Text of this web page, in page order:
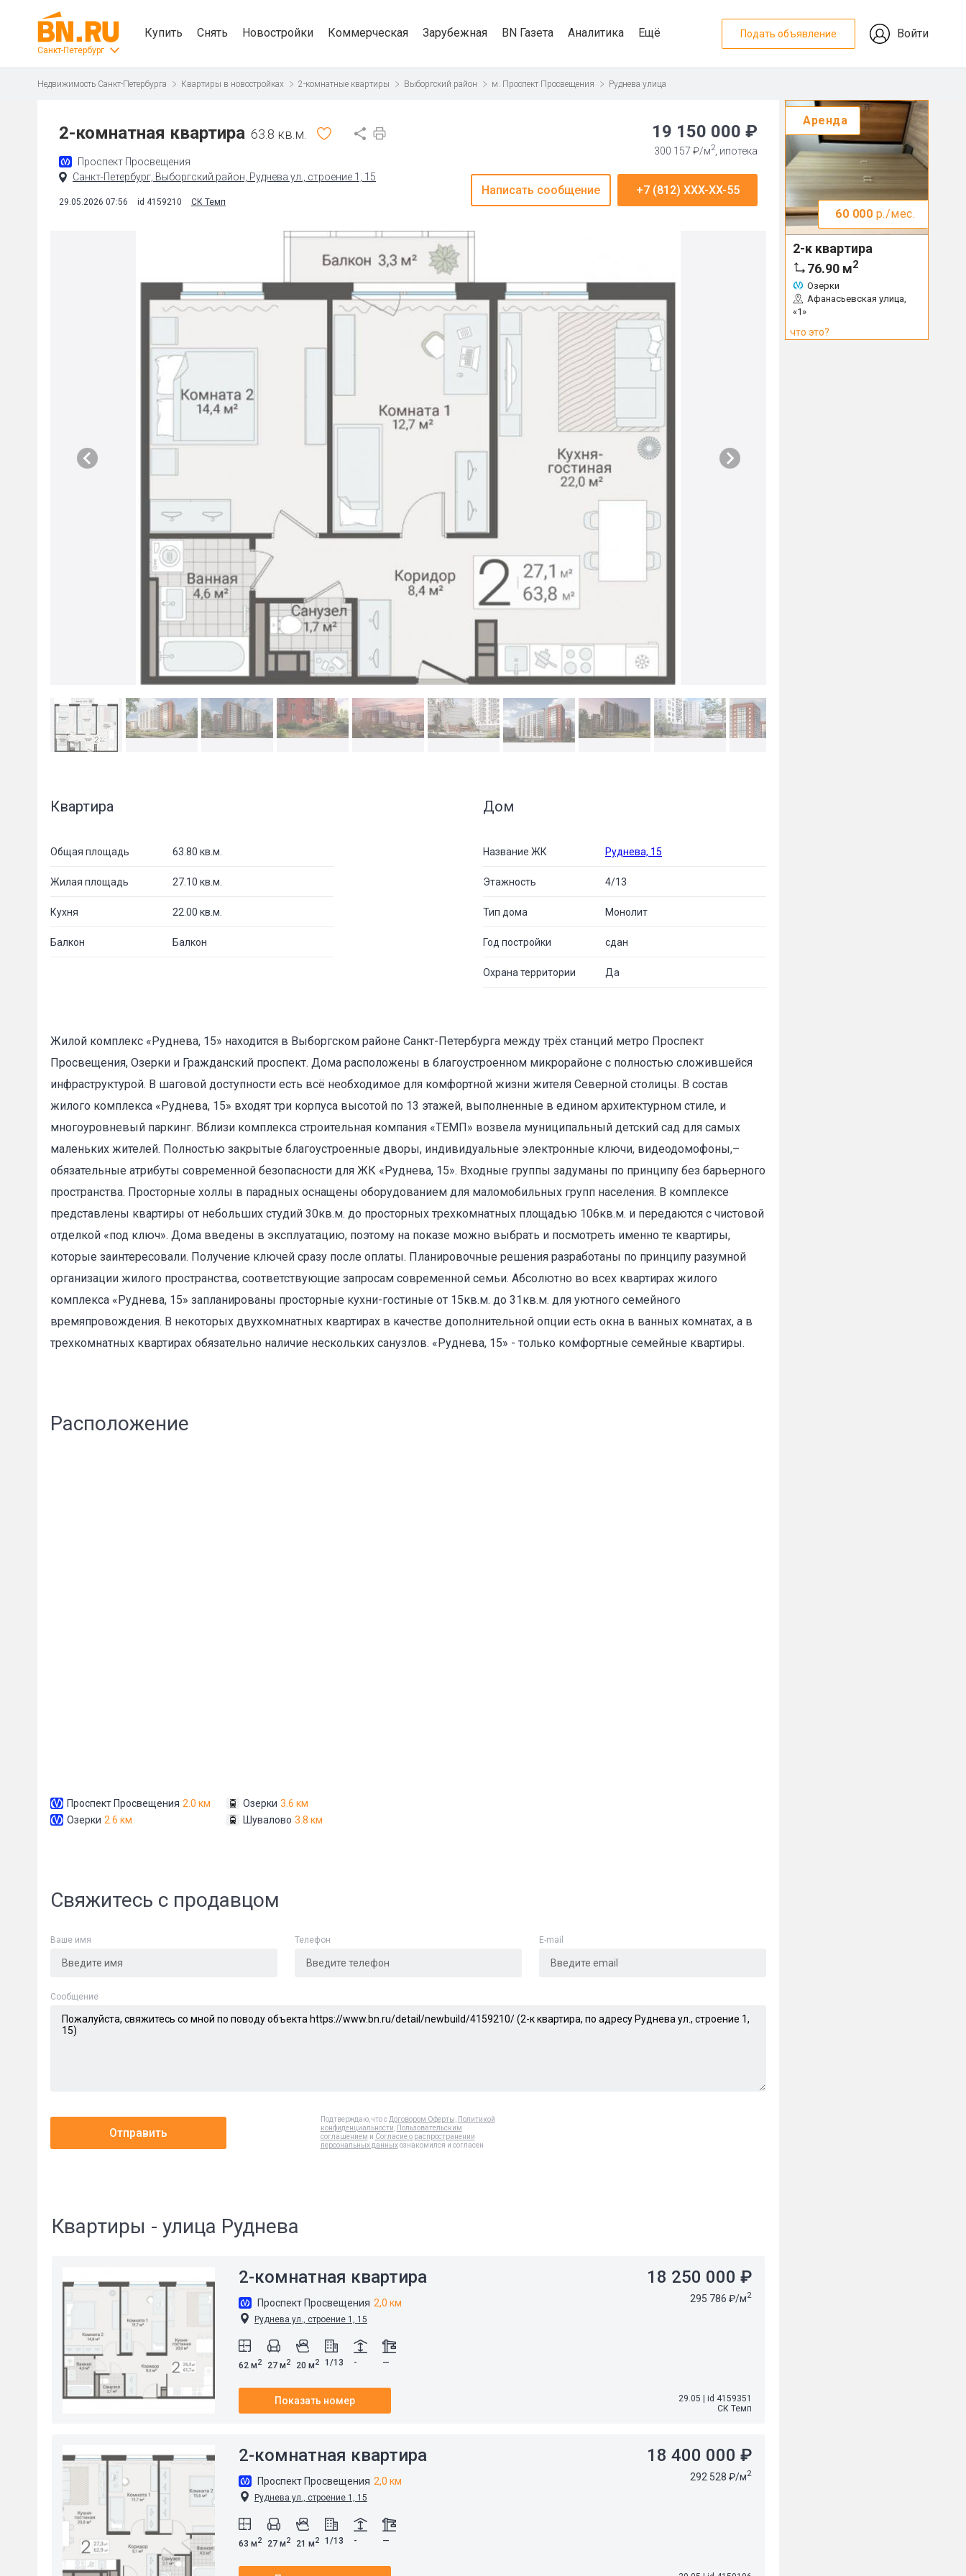
Санкт-Петербург
Купить Снять Новостройки Коммерческая Зарубежная BN Газета Аналитика Ещё Подать объявление Войти
Недвижимость Санкт-Петербурга Квартиры в новостройках 2-комнатные квартиры Выборгский район м. Проспект Просвещения Руднева улица
2-комнатная квартира 63.8 кв.м.
Проспект Просвещения
Санкт-Петербург, Выборгский район, Руднева ул., строение 1, 15
29.05.2026 07:56 id 4159210 СК Темп
19 150 000 ₽
300 157 ₽/м2, ипотека
Написать сообщение +7 (812) XXX-XX-55
Квартира
Общая площадь 63.80 кв.м.
Жилая площадь 27.10 кв.м.
Кухня 22.00 кв.м.
Балкон Балкон
Дом
Название ЖК Руднева, 15
Этажность 4/13
Тип дома Монолит
Год постройки сдан
Охрана территории Да
Жилой комплекс «Руднева, 15» находится в Выборгском районе Санкт-Петербурга между трёх станций метро Проспект
Просвещения, Озерки и Гражданский проспект. Дома расположены в благоустроенном микрорайоне с полностью сложившейся
инфраструктурой. В шаговой доступности есть всё необходимое для комфортной жизни жителя Северной столицы. В состав
жилого комплекса «Руднева, 15» входят три корпуса высотой по 13 этажей, выполненные в едином архитектурном стиле, и
многоуровневый паркинг. Вблизи комплекса строительная компания «ТЕМП» возвела муниципальный детский сад для самых
маленьких жителей. Полностью закрытые благоустроенные дворы, индивидуальные электронные ключи, видеодомофоны,–
обязательные атрибуты современной безопасности для ЖК «Руднева, 15». Входные группы задуманы по принципу без барьерного
пространства. Просторные холлы в парадных оснащены оборудованием для маломобильных групп населения. В комплексе
представлены квартиры от небольших студий 30кв.м. до просторных трехкомнатных площадью 106кв.м. и передаются с чистовой
отделкой «под ключ». Дома введены в эксплуатацию, поэтому на показе можно выбрать и посмотреть именно те квартиры,
которые заинтересовали. Получение ключей сразу после оплаты. Планировочные решения разработаны по принципу разумной
организации жилого пространства, соответствующие запросам современной семьи. Абсолютно во всех квартирах жилого
комплекса «Руднева, 15» запланированы просторные кухни-гостиные от 15кв.м. до 31кв.м. для уютного семейного
времяпровождения. В некоторых двухкомнатных квартирах в качестве дополнительной опции есть окна в ванных комнатах, а в
трехкомнатных квартирах обязательно наличие нескольких санузлов. «Руднева, 15» - только комфортные семейные квартиры.
Расположение
Проспект Просвещения 2.0 км
Озерки 2.6 км
Озерки 3.6 км
Шувалово 3.8 км
Свяжитесь с продавцом
Ваше имя Телефон E-mail
Cообщение
Отправить
Подтверждаю, что с Договором Оферты
Политикой
конфиденциальности
Пользовательским
соглашением и Согласие о распространении
персональных данныхознакомился и согласен
Квартиры - улица Руднева
2-комнатная квартира
Проспект Просвещения 2,0 км
Руднева ул., строение 1, 15
62 м2 27 м2 20 м2 1/13 - —
18 250 000 ₽
295 786 ₽/м2
Показать номер 29.05
id 4159351
СК Темп
2-комнатная квартира
Проспект Просвещения 2,0 км
Руднева ул., строение 1, 15
63 м2 27 м2 21 м2 1/13 - —
18 400 000 ₽
292 528 ₽/м2
Аренда
60 000 р./мес.
2-к квартира
76.90 м2
Озерки
Афанасьевская улица,
«1»
что это?